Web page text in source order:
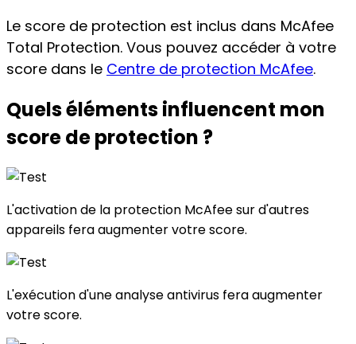
Le score de protection est inclus dans McAfee
Total Protection. Vous pouvez accéder à votre
score dans le Centre de protection McAfee.
Quels éléments influencent mon
score de protection ?
L'activation de la protection McAfee sur d'autres
appareils fera augmenter votre score.
L'exécution d'une analyse antivirus fera augmenter
votre score.